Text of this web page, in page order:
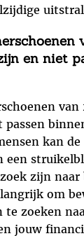
en niet
van
kan
een
zijn naar
om
te zoeken
jouw